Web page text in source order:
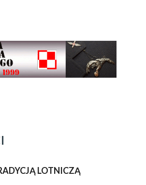
LOTNICZĄ